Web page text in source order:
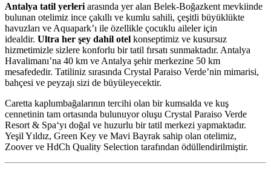
Antalya tatil yerleri arasında yer alan Belek-Boğazkent mevkiinde
bulunan otelimiz ince çakıllı ve kumlu sahili, çeşitli büyüklükte
havuzları ve Aquapark’ı ile özellikle çocuklu aileler için
idealdir. Ultra her şey dahil otel konseptimiz ve kusursuz
hizmetimizle sizlere konforlu bir tatil fırsatı sunmaktadır. Antalya
Havalimanı’na 40 km ve Antalya şehir merkezine 50 km
mesafededir. Tatiliniz sırasında Crystal Paraiso Verde’nin mimarisi,
bahçesi ve peyzajı sizi de büyüleyecektir.
Caretta kaplumbağalarının tercihi olan bir kumsalda ve kuş
cennetinin tam ortasında bulunuyor oluşu Crystal Paraiso Verde
Resort & Spa‘yı doğal ve huzurlu bir tatil merkezi yapmaktadır.
Yeşil Yıldız, Green Key ve Mavi Bayrak sahip olan otelimiz,
Zoover ve HdCh Quality Selection tarafından ödüllendirilmiştir.